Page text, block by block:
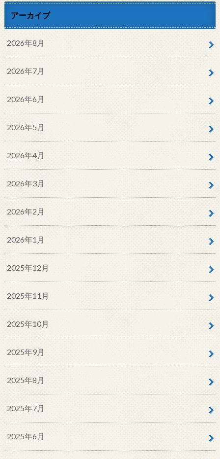
アーカイブ
2026年8月
2026年7月
2026年6月
2026年5月
2026年4月
2026年3月
2026年2月
2026年1月
2025年12月
2025年11月
2025年10月
2025年9月
2025年8月
2025年7月
2025年6月